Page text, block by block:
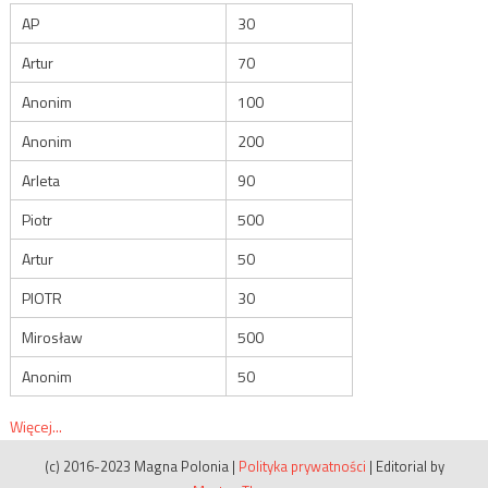
AP
30
Artur
70
Anonim
100
Anonim
200
Arleta
90
Piotr
500
Artur
50
PIOTR
30
Mirosław
500
Anonim
50
Więcej...
(c) 2016-2023 Magna Polonia | Polityka prywatności | Editorial by